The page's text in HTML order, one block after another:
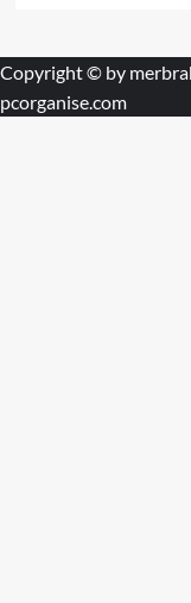
Copyright © by
pcorganise.com